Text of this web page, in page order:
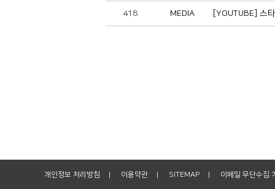
418 MEDIA [YOUTUBE]
개인정보 처리방침 이용약관 SITEMAP 이메일 무단수집